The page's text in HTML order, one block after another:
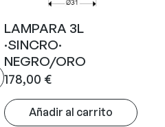
LAMPARA 3L
·SINCRO·
NEGRO/ORO
178,00 €
Añadir al carrito